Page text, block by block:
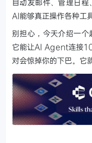
自动发邮件、管理日
AI能够真正操作各种工具
别担心，今天介绍一个
它能让AI Agent连接
对会惊掉你的下巴。它